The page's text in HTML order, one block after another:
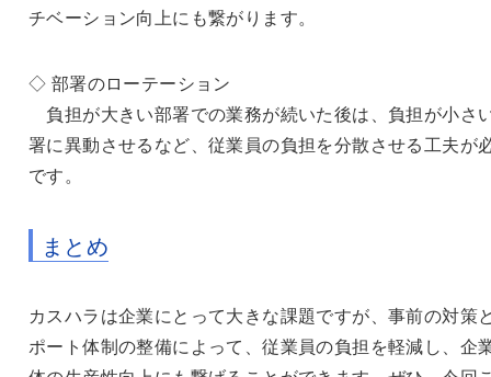
チベーション向上にも繋がります。
◇ 部署のローテーション
負担が大きい部署での業務が続いた後は、負担が小さ
署に異動させるなど、従業員の負担を分散させる工夫が
です。
まとめ
カスハラは企業にとって大きな課題ですが、事前の対策
ポート体制の整備によって、従業員の負担を軽減し、企